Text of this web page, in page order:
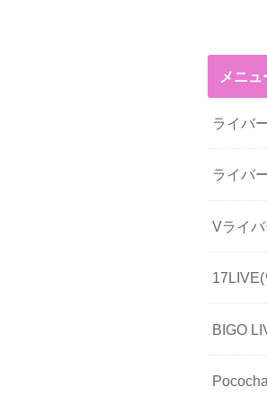
メニュ
ライバ
ライバ
Vライ
BIGO